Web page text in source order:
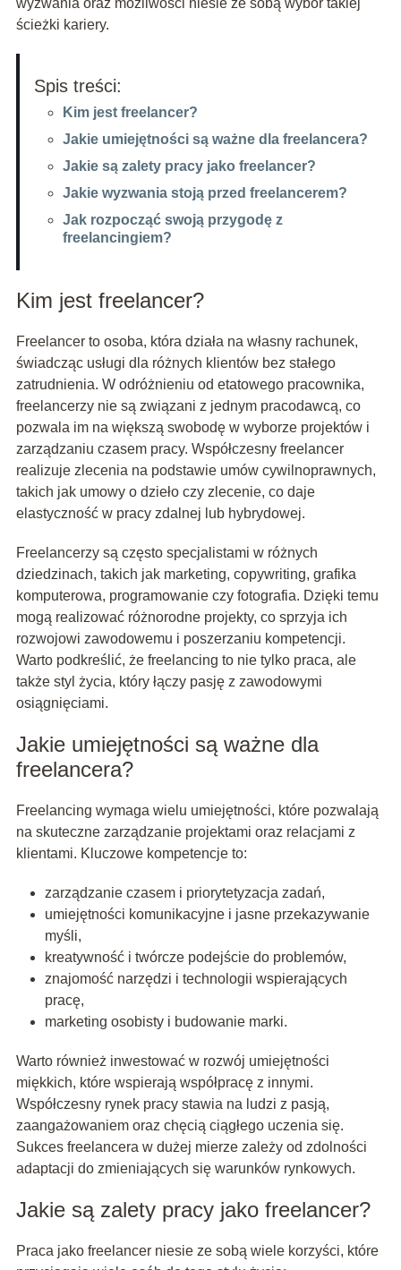
wyzwania oraz możliwości niesie ze sobą wybór takiej
ścieżki kariery.
Spis treści:
Kim jest freelancer?
Jakie umiejętności są ważne dla freelancera?
Jakie są zalety pracy jako freelancer?
Jakie wyzwania stoją przed freelancerem?
Jak rozpocząć swoją przygodę z
freelancingiem?
Kim jest freelancer?
Freelancer to osoba, która działa na własny rachunek,
świadcząc usługi dla różnych klientów bez stałego
zatrudnienia. W odróżnieniu od etatowego pracownika,
freelancerzy nie są związani z jednym pracodawcą, co
pozwala im na większą swobodę w wyborze projektów i
zarządzaniu czasem pracy. Współczesny freelancer
realizuje zlecenia na podstawie umów cywilnoprawnych,
takich jak umowy o dzieło czy zlecenie, co daje
elastyczność w pracy zdalnej lub hybrydowej.
Freelancerzy są często specjalistami w różnych
dziedzinach, takich jak marketing, copywriting, grafika
komputerowa, programowanie czy fotografia. Dzięki temu
mogą realizować różnorodne projekty, co sprzyja ich
rozwojowi zawodowemu i poszerzaniu kompetencji.
Warto podkreślić, że freelancing to nie tylko praca, ale
także styl życia, który łączy pasję z zawodowymi
osiągnięciami.
Jakie umiejętności są ważne dla
freelancera?
Freelancing wymaga wielu umiejętności, które pozwalają
na skuteczne zarządzanie projektami oraz relacjami z
klientami. Kluczowe kompetencje to:
zarządzanie czasem i priorytetyzacja zadań,
umiejętności komunikacyjne i jasne przekazywanie
myśli,
kreatywność i twórcze podejście do problemów,
znajomość narzędzi i technologii wspierających
pracę,
marketing osobisty i budowanie marki.
Warto również inwestować w rozwój umiejętności
miękkich, które wspierają współpracę z innymi.
Współczesny rynek pracy stawia na ludzi z pasją,
zaangażowaniem oraz chęcią ciągłego uczenia się.
Sukces freelancera w dużej mierze zależy od zdolności
adaptacji do zmieniających się warunków rynkowych.
Jakie są zalety pracy jako freelancer?
Praca jako freelancer niesie ze sobą wiele korzyści, które